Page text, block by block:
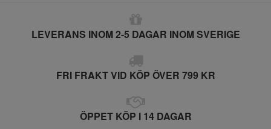
LEVERANS INOM 2-5 DAGAR INOM SVERIGE
FRI FRAKT VID KÖP ÖVER 799 KR
ÖPPET KÖP I 14 DAGAR